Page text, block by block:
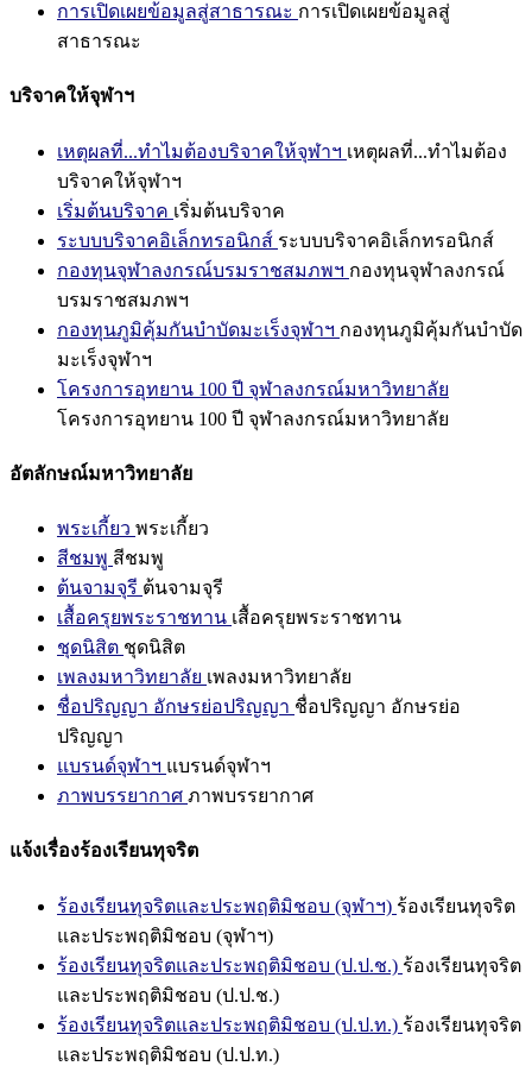
การเปิดเผยข้อมูลสู่สาธารณะ การเปิดเผยข้อมูลสู่
สาธารณะ
บริจาคให้จุฬาฯ
เหตุผลที่...ทำไมต้องบริจาคให้จุฬาฯ เหตุผลที่...ทำไมต้อง
บริจาคให้จุฬาฯ
เริ่มต้นบริจาค เริ่มต้นบริจาค
ระบบบริจาคอิเล็กทรอนิกส์ ระบบบริจาคอิเล็กทรอนิกส์
กองทุนจุฬาลงกรณ์บรมราชสมภพฯ กองทุนจุฬาลงกรณ์
บรมราชสมภพฯ
กองทุนภูมิคุ้มกันบำบัดมะเร็งจุฬาฯ กองทุนภูมิคุ้มกันบำบัด
มะเร็งจุฬาฯ
โครงการอุทยาน 100 ปี จุฬาลงกรณ์มหาวิทยาลัย
โครงการอุทยาน 100 ปี จุฬาลงกรณ์มหาวิทยาลัย
อัตลักษณ์มหาวิทยาลัย
พระเกี้ยว พระเกี้ยว
สีชมพู สีชมพู
ต้นจามจุรี ต้นจามจุรี
เสื้อครุยพระราชทาน เสื้อครุยพระราชทาน
ชุดนิสิต ชุดนิสิต
เพลงมหาวิทยาลัย เพลงมหาวิทยาลัย
ชื่อปริญญา อักษรย่อปริญญา ชื่อปริญญา อักษรย่อ
ปริญญา
แบรนด์จุฬาฯ แบรนด์จุฬาฯ
ภาพบรรยากาศ ภาพบรรยากาศ
แจ้งเรื่องร้องเรียนทุจริต
ร้องเรียนทุจริตและประพฤติมิชอบ (จุฬาฯ) ร้องเรียนทุจริต
และประพฤติมิชอบ (จุฬาฯ)
ร้องเรียนทุจริตและประพฤติมิชอบ (ป.ป.ช.) ร้องเรียนทุจริต
และประพฤติมิชอบ (ป.ป.ช.)
ร้องเรียนทุจริตและประพฤติมิชอบ (ป.ป.ท.) ร้องเรียนทุจริต
และประพฤติมิชอบ (ป.ป.ท.)